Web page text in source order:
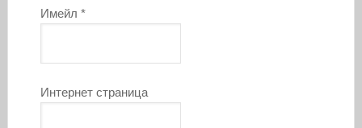
Имейл *
Интернет страница